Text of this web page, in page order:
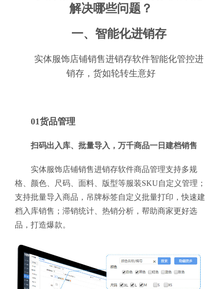
解决哪些问题？
一、智能化进销存
实体服饰店铺销售进销存软件智能化管控进
销存，货如轮转生意好
01货品管理
扫码出入库、批量导入，万千商品一日建档销售
实体服饰店铺销售进销存软件商品管理支持多规
格、颜色、尺码、面料、版型等服装SKU自定义管理；
支持批量导入商品，吊牌标签自定义批量打印，快速建
档入库销售；滞销统计、热销分析，帮助商家更好选
品，打造爆款。